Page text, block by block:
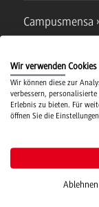
Campusmensa
Hochschulsport
Verwaltung
Wir verwenden Cookies
Wir können diese zur
verbessern,
Erlebnis zu bieten. Für
öffnen Sie die Einstellungen.
Ablehnen